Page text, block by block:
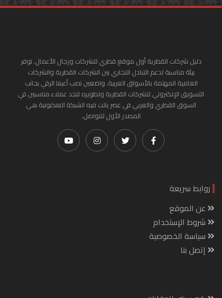
دليل شركات القطرية أول موقع قطري للشركات ورجال الأعمال. نوفر
بيئة مناسبة لدعم التبادل التجاري بين الشركات القطرية والشركات
العامية المهتمة بالأسواق العربية. واضعين نصب أعيننا الرقي بجانب
التسويق الإلكتروني للشركات القطرية وتطويره لتجد عملاء مناسبين في
السوق القطري والعربي في عصر باتت فيه الشبكة العنكبونية هي
المصدر الأول للتواصل.
روابط سريعة
عن الموقع
شروط الإستخدام
سياسة الخصوصية
إتصل بنا